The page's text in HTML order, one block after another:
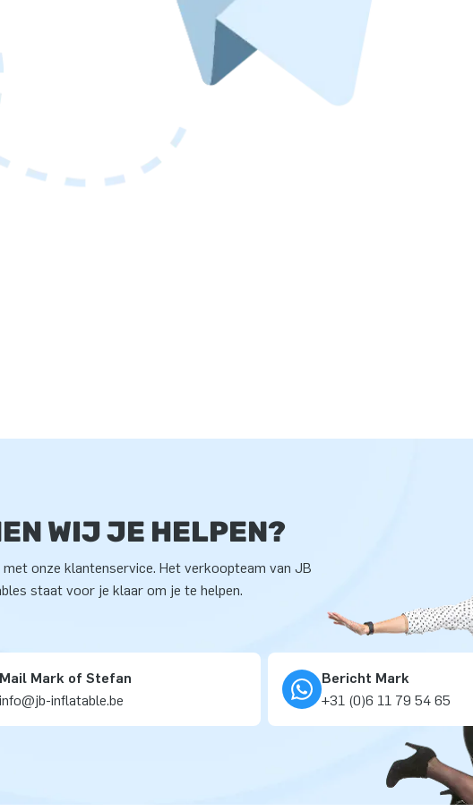
WIJ JE HELPEN?
onze klantenservice. Het verkoopteam van JB
staat voor je klaar om je te helpen.
Mail Mark of Stefan
info@jb-inflatable.be
Bericht Mark
+31 (0)6 11 79 54 65